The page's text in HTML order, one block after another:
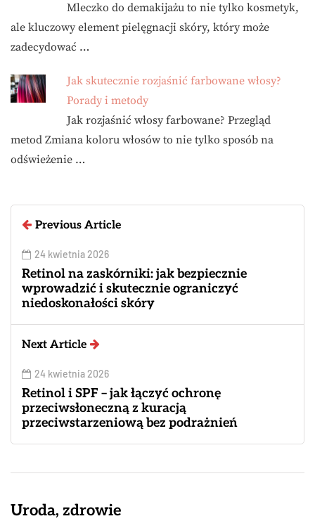
Mleczko do demakijażu to nie tylko kosmetyk,
ale kluczowy element pielęgnacji skóry, który może
zadecydować …
Jak skutecznie rozjaśnić farbowane włosy?
Porady i metody
Jak rozjaśnić włosy farbowane? Przegląd
metod Zmiana koloru włosów to nie tylko sposób na
odświeżenie …
Previous Article
24 kwietnia 2026
Retinol na zaskórniki: jak bezpiecznie
wprowadzić i skutecznie ograniczyć
niedoskonałości skóry
Next Article
24 kwietnia 2026
Retinol i SPF – jak łączyć ochronę
przeciwsłoneczną z kuracją
przeciwstarzeniową bez podrażnień
Uroda, zdrowie